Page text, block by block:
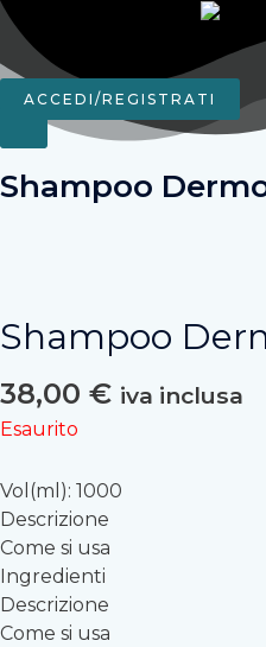
Vai
contenuto
ACCEDI/REGISTRATI
Shampoo
Shampoo
38,00 € iva inclusa
Esaurito
Vol(ml): 1000
Descrizione
Come si usa
Ingredienti
Descrizione
Come si usa